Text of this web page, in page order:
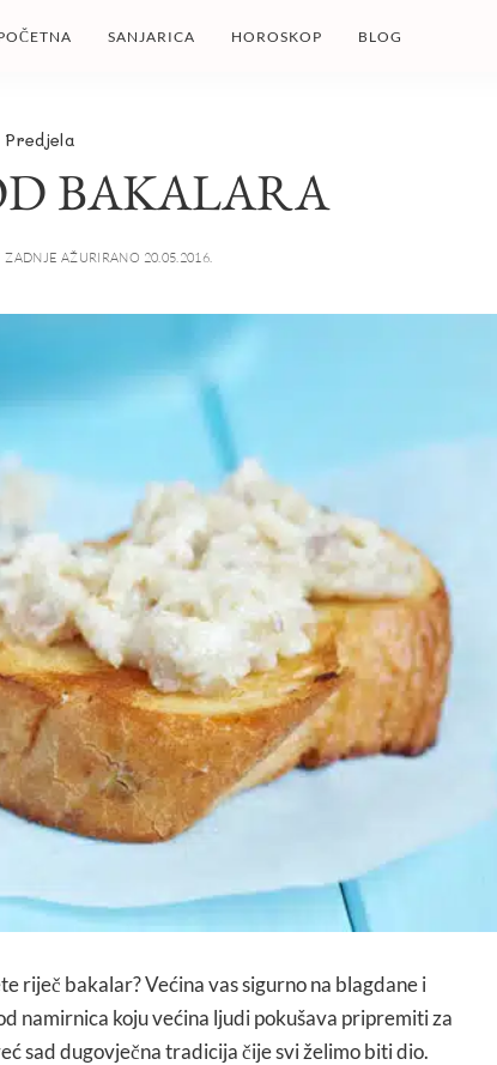
SANJARICA HOROSKOP BLOG
Predjela
BAKALARA
ZADNJE AŽURIRANO 20.05.2016.
riječ bakalar? Većina vas sigurno na blagdane i
namirnica koju većina ljudi pokušava pripremiti za
sad dugovječna tradicija čije svi želimo biti dio.